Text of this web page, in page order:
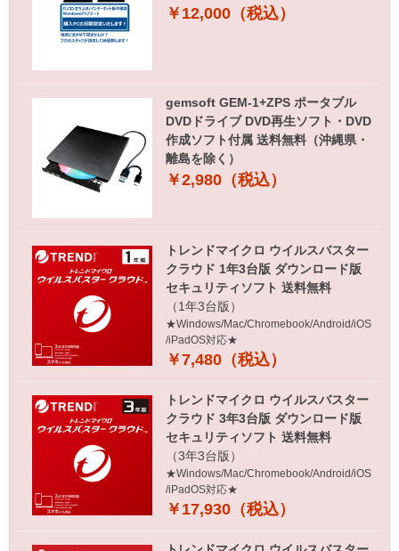
￥12,000（税込）
gemsoft GEM-1+ZPS ポータブル
DVDドライブ DVD再生ソフト・DVD
作成ソフト付属 送料無料（沖縄県・
離島を除く）
￥2,980（税込）
トレンドマイクロ ウイルスバスター
クラウド 1年3台版 ダウンロード版
セキュリティソフト 送料無料
（1年3台版）
★Windows/Mac/Chromebook/Android/iOS
/iPadOS対応★
￥7,480（税込）
トレンドマイクロ ウイルスバスター
クラウド 3年3台版 ダウンロード版
セキュリティソフト 送料無料
（3年3台版）
★Windows/Mac/Chromebook/Android/iOS
/iPadOS対応★
￥17,930（税込）